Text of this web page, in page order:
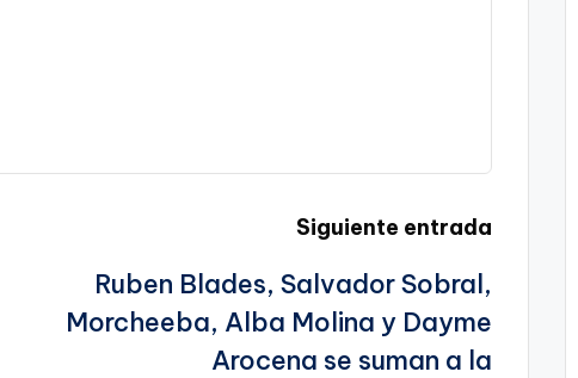
Siguiente entrada
Ruben Blades, Salvador Sobral,
Morcheeba, Alba Molina y Dayme
Arocena se suman a la